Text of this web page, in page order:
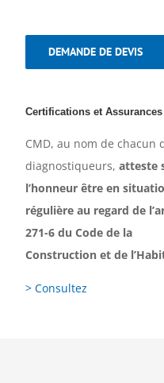
DEMANDE DE DEVIS
Certifications et Assurances
CMD, au nom de chacun
diagnostiqueurs, atteste
l’honneur être en
régulière au regard de
271-6 du Code de la
Construction et de
> Consultez